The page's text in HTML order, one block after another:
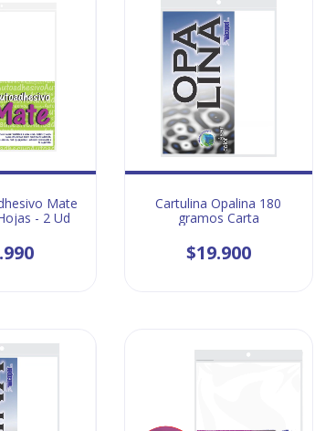
Mate
- 2 Ud
Cartulina Opalina 180
gramos Carta
$19.900